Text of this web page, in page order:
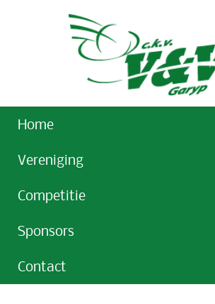
Home
Vereniging
Competitie
Sponsors
Contact